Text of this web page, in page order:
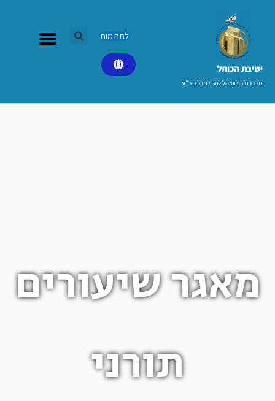
ישיבת הכותל​
מרכז תורני וואהל שע"י מרכז יב"ע
לתרומות
מאגר שיעורים
תורני